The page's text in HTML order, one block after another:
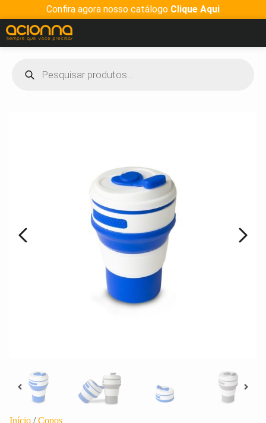
Confira agora nosso catálogo Clique Aqui
Início /Copos